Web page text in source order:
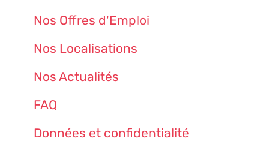
Nos Offres d'Emploi
Nos Localisations
Nos Actualités
FAQ
Données et confidentialité